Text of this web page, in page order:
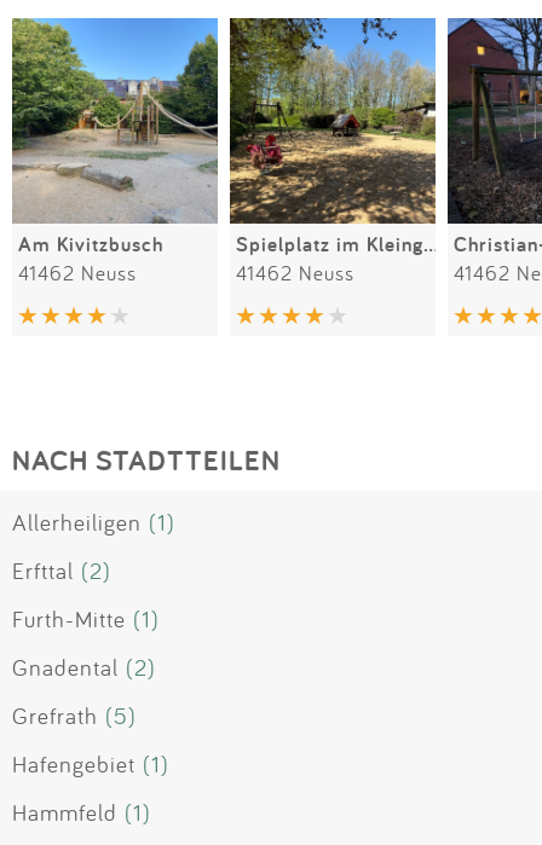
Am Kivitzbusch
41462 Neuss
Spielplatz im Kleingarten-Verein
41462 Neuss 41462
NACH STADTTEILEN
Allerheiligen (1)
Erfttal (2)
Furth-Mitte (1)
Gnadental (2)
Grefrath (5)
Hafengebiet (1)
Hammfeld (1)